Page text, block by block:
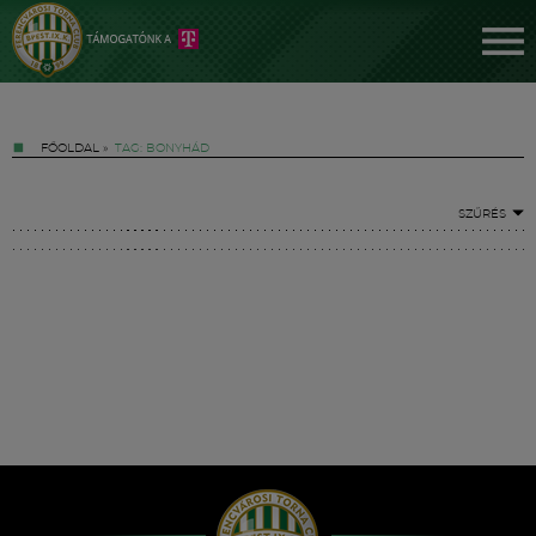
FŐOLDAL » TAG: BONYHÁD
SZŰRÉS
Hírek